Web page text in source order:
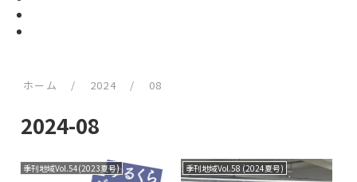
ホーム / 2024 / 08
2024-08
季刊地域Vol.54(2023夏号) 季刊地域Vol.58 (2024夏号)